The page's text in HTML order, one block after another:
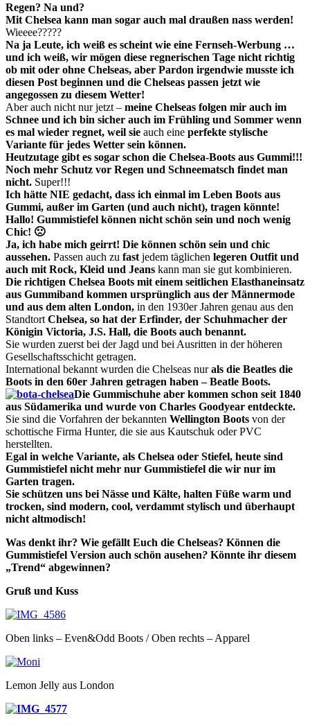
Regen? Na und?
Mit Chelsea kann man sogar auch mal draußen nass werden!
Wieeee?????
Na ja Leute, ich weiß es scheint wie eine Fernseh-Werbung …
und ich weiß, wir mögen diese regnerischen Tage nicht richtig
ob mit oder ohne Chelseas, aber Pardon irgendwie musste ich
diesen Post beginnen und die Chelseas passen jetzt wie
angegossen zu diesem Wetter!
Aber auch nicht nur jetzt – meine Chelseas folgen mir auch im
Schnee und ich bin sicher auch im Frühling und Sommer wenn
es mal wieder regnet, weil sie auch eine perfekte stylische
Variante für jedes Wetter sein können.
Heutzutage gibt es sogar schon die Chelsea-Boots aus Gummi!!!
Noch mehr Schutz vor Regen und Schneematsch findet man
nicht. Super!!!
Ich hätte NIE gedacht, dass ich einmal im Leben Boots aus
Gummi, außer im Garten (und auch nicht), tragen könnte!
Hallo! Gummistiefel können nicht schön sein und noch wenig
Chic! 🙁
Ja, ich habe mich geirrt! Die können schön sein und chic
aussehen. Passen auch zu fast jedem täglichen legeren Outfit und
auch mit Rock, Kleid und Jeans kann man sie gut kombinieren.
Die richtigen Chelsea Boots mit einem seitlichen Elasthaneinsatz
aus Gummiband kommen ursprünglich aus der Männermode
und aus dem alten London, in den 1930er Jahren genau aus den
Standtort Chelsea, so hat der Erfinder, der Schuhmacher der
Königin Victoria, J.S. Hall, die Boots auch benannt.
Sie wurden zuerst bei der Jagd und bei Ausritten in der höheren
Gesellschaftsschicht getragen.
International bekannt wurden die Chelseas nurals die Beatles die
Boots in den 60er Jahren getragen haben – Beatle Boots.
Die Gummischuhe aber kommen schon seit 1840
aus Südamerika und wurde von Charles Goodyear entdeckte.
Sie sind die Vorfahren der bekannten Wellington Boots von der
schottische Firma Hunter, die sie aus Kautschuk oder PVC
herstellten.
Egal in welche Variante, als Chelsea oder Stiefel, heute sind
Gummistiefel nicht mehr nur Gummistiefel die wir nur im
Garten tragen.
Sie schützen uns bei Nässe und Kälte, halten Füße warm und
trocken, sind modern, cool, verdammt stylisch und überhaupt
nicht altmodisch!
Was denkt ihr? Wie gefällt Euch die Chelseas? Können die
Gummistiefel Version auch schön ausehen? Könnte ihr diesem
„Trend“ abgewinnen?
Gruß und Kuss
Oben links – Even&Odd Boots / Oben rechts – Apparel
Lemon Jelly aus London